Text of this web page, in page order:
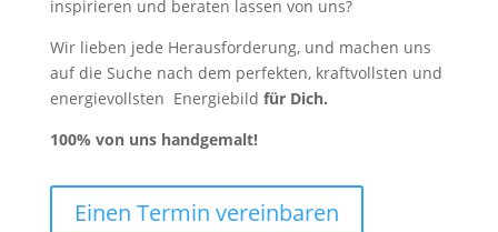
inspirieren und beraten lassen von uns?
Wir lieben jede Herausforderung, und machen uns
auf die Suche nach dem perfekten, kraftvollsten und
energievollsten Energiebild für Dich.
100% von uns handgemalt!
Einen Termin vereinbaren